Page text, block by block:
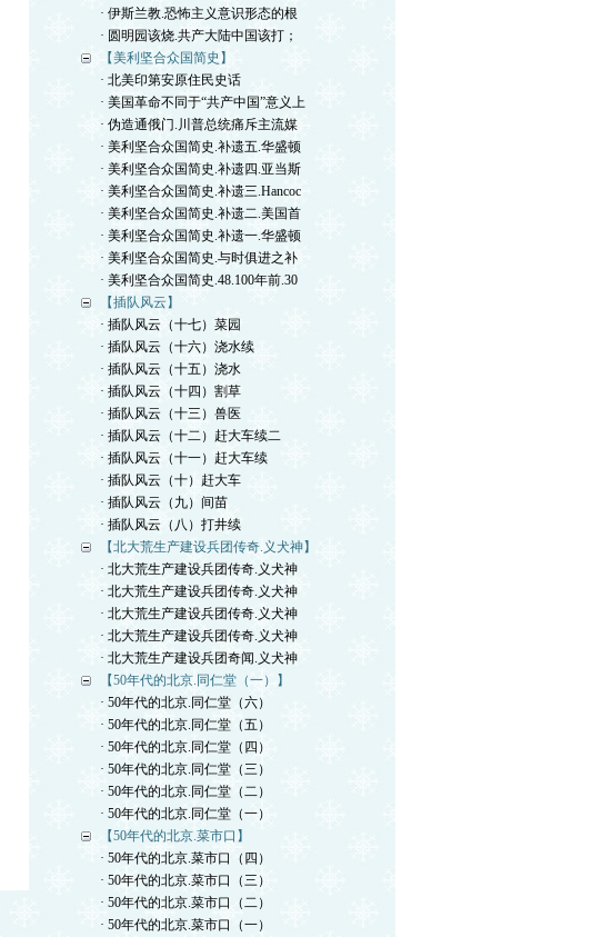
· 伊斯兰教.恐怖主义意识形态的根
· 圆明园该烧.共产大陆中国该打；
【美利坚合众国简史】
· 北美印第安原住民史话
· 美国革命不同于“共产中国”意义上
· 伪造通俄门.川普总统痛斥主流媒
· 美利坚合众国简史.补遗五.华盛顿
· 美利坚合众国简史.补遗四.亚当斯
· 美利坚合众国简史.补遗三.Hancoc
· 美利坚合众国简史.补遗二.美国首
· 美利坚合众国简史.补遗一.华盛顿
· 美利坚合众国简史.与时俱进之补
· 美利坚合众国简史.48.100年前.30
【插队风云】
· 插队风云（十七）菜园
· 插队风云（十六）浇水续
· 插队风云（十五）浇水
· 插队风云（十四）割草
· 插队风云（十三）兽医
· 插队风云（十二）赶大车续二
· 插队风云（十一）赶大车续
· 插队风云（十）赶大车
· 插队风云（九）间苗
· 插队风云（八）打井续
【北大荒生产建设兵团传奇.义犬神】
· 北大荒生产建设兵团传奇.义犬神
· 北大荒生产建设兵团传奇.义犬神
· 北大荒生产建设兵团传奇.义犬神
· 北大荒生产建设兵团传奇.义犬神
· 北大荒生产建设兵团奇闻.义犬神
【50年代的北京.同仁堂（一）】
· 50年代的北京.同仁堂（六）
· 50年代的北京.同仁堂（五）
· 50年代的北京.同仁堂（四）
· 50年代的北京.同仁堂（三）
· 50年代的北京.同仁堂（二）
· 50年代的北京.同仁堂（一）
【50年代的北京.菜市口】
· 50年代的北京.菜市口（四）
· 50年代的北京.菜市口（三）
· 50年代的北京.菜市口（二）
· 50年代的北京.菜市口（一）